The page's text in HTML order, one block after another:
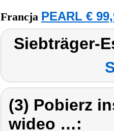
Francja PEARL €
Siebträger-
(3) Pobierz
wideo …: